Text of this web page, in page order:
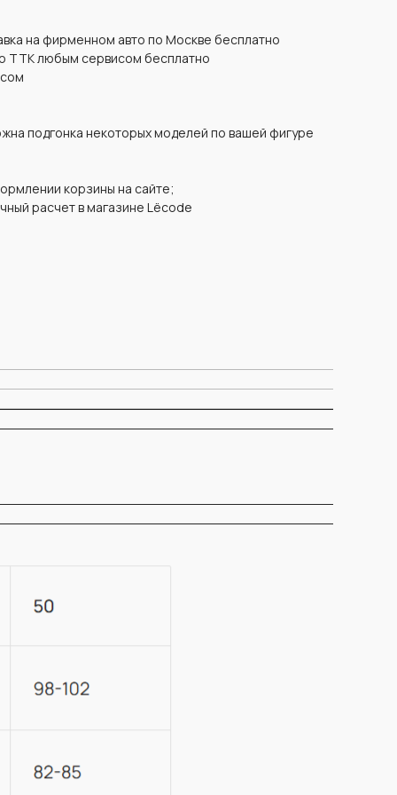
на фирменном авто по Москве бесплатно
ТТК любым сервисом бесплатно
подгонка некоторых моделей по вашей фигуре
корзины на сайте;
расчет в магазине Lëcode